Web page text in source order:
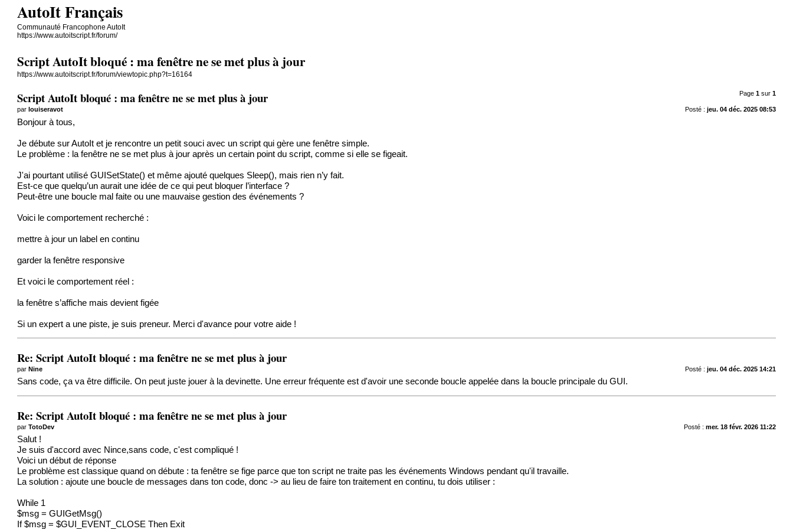
AutoIt Français
Communauté Francophone AutoIt
https://www.autoitscript.fr/forum/
Script AutoIt bloqué : ma fenêtre ne se met plus à jour
https://www.autoitscript.fr/forum/viewtopic.php?t=16164
Page 1sur 1
Script AutoIt bloqué : ma fenêtre ne se met plus à jour
Posté : jeu. 04 déc. 2025 08:53
parlouiseravot
Bonjour à tous,
Je débute sur AutoIt et je rencontre un petit souci avec un script qui gère une fenêtre simple.
Le problème : la fenêtre ne se met plus à jour après un certain point du script, comme si elle se figeait.
J'ai pourtant utilisé GUISetState() et même ajouté quelques Sleep(), mais rien n’y fait.
Est-ce que quelqu’un aurait une idée de ce qui peut bloquer l’interface ?
Peut-être une boucle mal faite ou une mauvaise gestion des événements ?
Voici le comportement recherché :
mettre à jour un label en continu
garder la fenêtre responsive
Et voici le comportement réel :
la fenêtre s’affiche mais devient figée
Si un expert a une piste, je suis preneur. Merci d'avance pour votre aide !
Re: Script AutoIt bloqué : ma fenêtre ne se met plus à jour
Posté : jeu. 04 déc. 2025 14:21
parNine
Sans code, ça va être difficile. On peut juste jouer à la devinette. Une erreur fréquente est d'avoir une seconde boucle appelée dans la boucle principale du GUI.
Re: Script AutoIt bloqué : ma fenêtre ne se met plus à jour
Posté : mer. 18 févr. 2026 11:22
parTotoDev
Salut !
Je suis d'accord avec Nince,sans code, c'est compliqué !
Voici un début de réponse
Le problème est classique quand on débute : ta fenêtre se fige parce que ton script ne traite pas les événements Windows pendant qu'il travaille.
La solution : ajoute une boucle de messages dans ton code, donc -> au lieu de faire ton traitement en continu, tu dois utiliser :
While 1
$msg = GUIGetMsg()
If $msg = $GUI_EVENT_CLOSE Then Exit